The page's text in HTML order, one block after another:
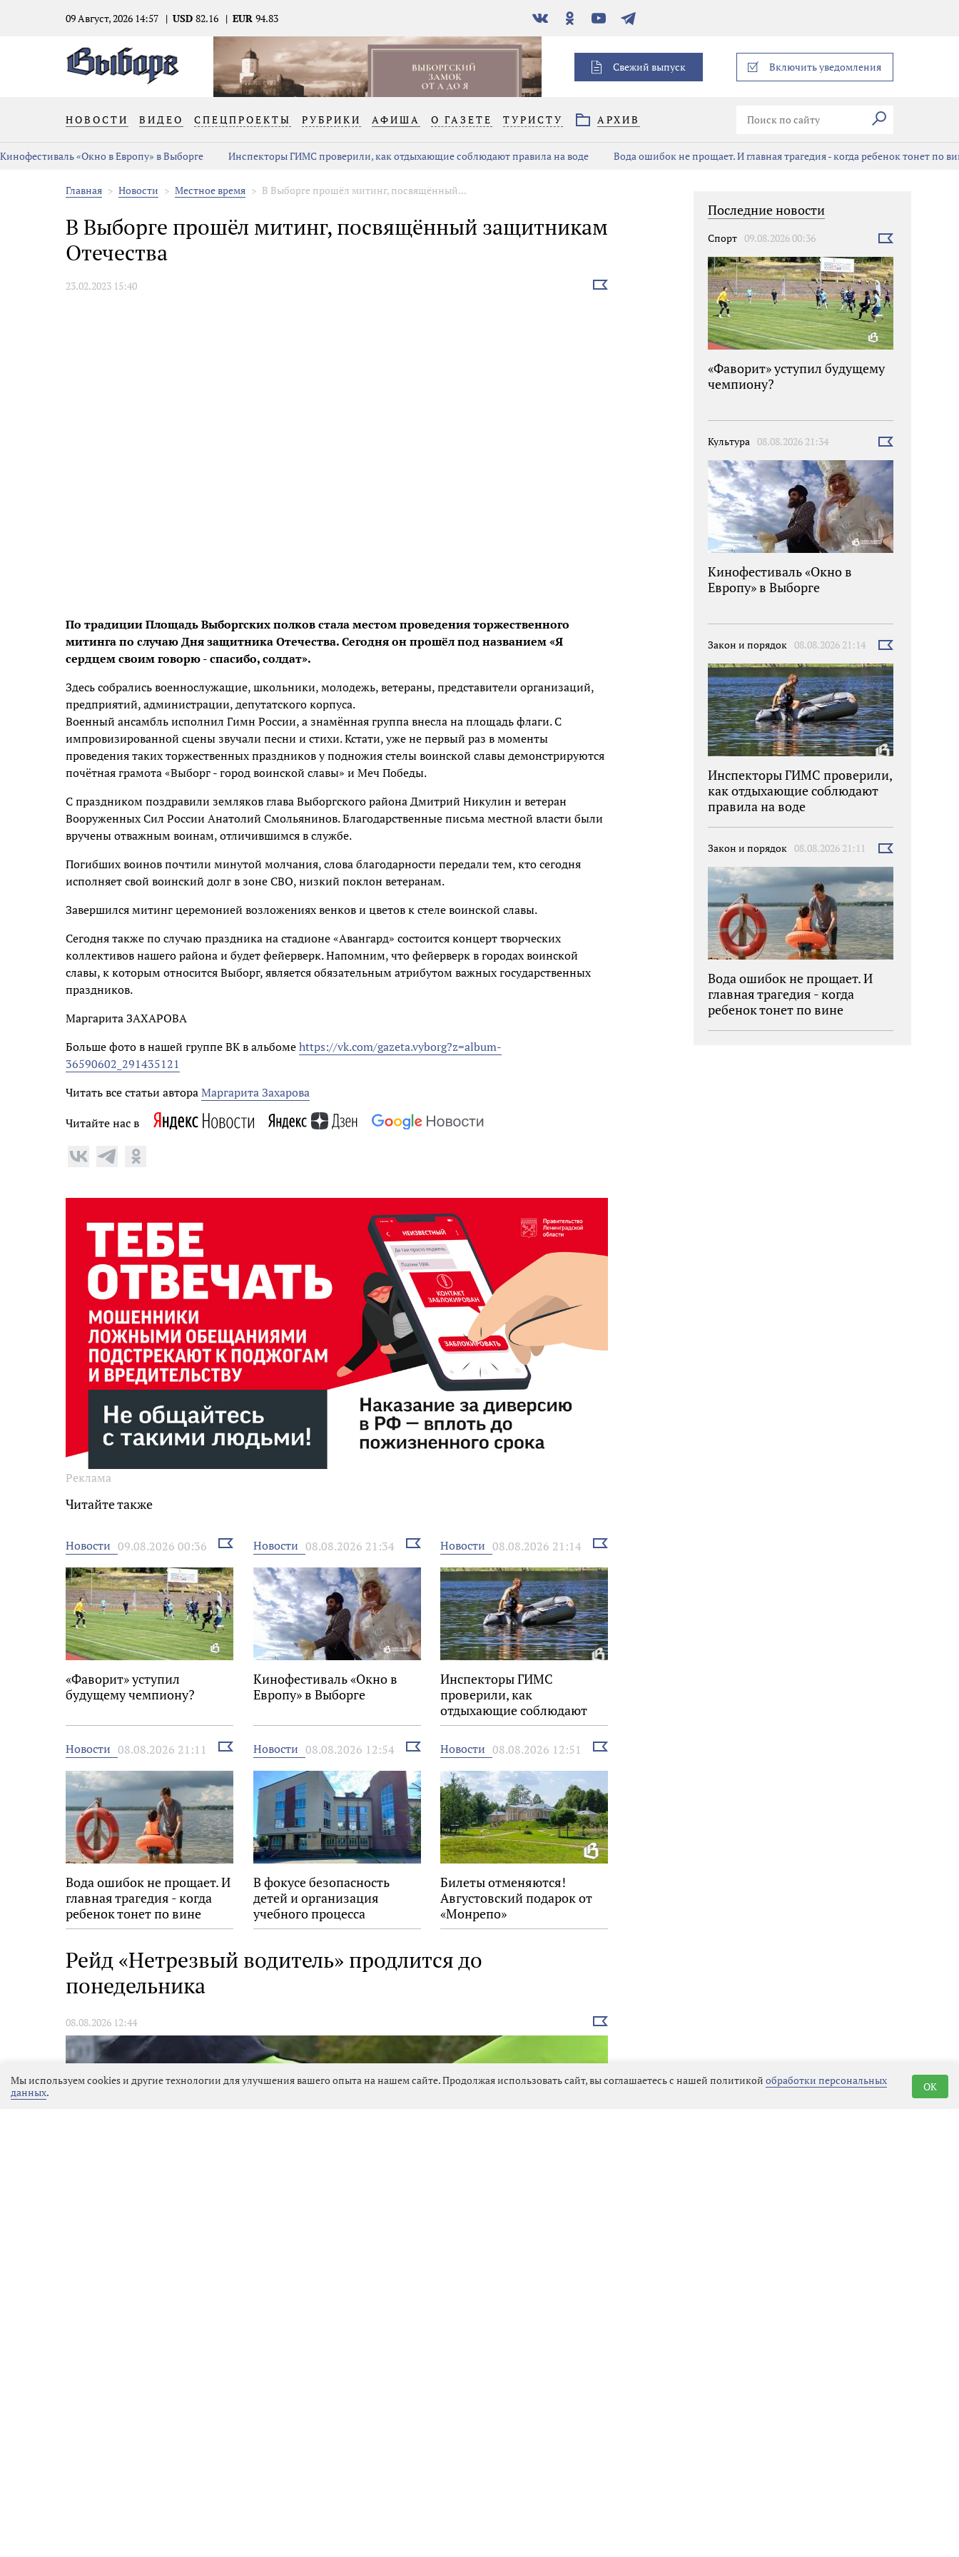
09 Август, 2026 14:57 USD 82.16 EUR 94.83
В
контакте
Одноклассники
YouTubeТелеграм
Свежий выпуск Включить уведомления
НОВОСТИ ВИДЕО СПЕЦПРОЕКТЫ РУБРИКИ АФИША О ГАЗЕТЕ ТУРИСТУ АРХИВ Искать
Кинофестиваль «Окно в Европу» в Выборге Инспекторы ГИМС проверили, как отдыхающие соблюдают правила на воде Вода ошибок не прощает. И главная трагедия - когда ребенок тонет по
Главная Новости Местное время В Выборге прошёл митинг, посвящённый...
В Выборге прошёл митинг, посвящённый защитникам
Отечества
23.02.2023 15:40
Выбрать
По традиции Площадь Выборгских полков стала местом проведения торжественного
митинга по случаю Дня защитника Отечества. Сегодня он прошёл под названием «Я
сердцем своим говорю - спасибо, солдат».
Здесь собрались военнослужащие, школьники, молодежь, ветераны, представители организаций,
предприятий, администрации, депутатского корпуса.
Военный ансамбль исполнил Гимн России, а знамённая группа внесла на площадь флаги. С
импровизированной сцены звучали песни и стихи. Кстати, уже не первый раз в моменты
проведения таких торжественных праздников у подножия стелы воинской славы демонстрируются
почётная грамота «Выборг - город воинской славы» и Меч Победы.
С праздником поздравили земляков глава Выборгского района Дмитрий Никулин и ветеран
Вооруженных Сил России Анатолий Смольянинов. Благодарственные письма местной власти были
вручены отважным воинам, отличившимся в службе.
Погибших воинов почтили минутой молчания, слова благодарности передали тем, кто сегодня
исполняет свой воинский долг в зоне СВО, низкий поклон ветеранам.
Завершился митинг церемонией возложениях венков и цветов к стеле воинской славы.
Сегодня также по случаю праздника на стадионе «Авангард» состоится концерт творческих
коллективов нашего района и будет фейерверк. Напомним, что фейерверк в городах воинской
славы, к которым относится Выборг, является обязательным атрибутом важных государственных
праздников.
Маргарита ЗАХАРОВА
Больше фото в нашей группе ВК в альбомеhttps://vk.com/gazeta.vyborg?z=album-
36590602_291435121
Читать все статьи автораМаргарита Захарова
Читайте нас в
Реклама
Читайте также
Новости 09.08.2026 00:36
Выбрать
новость
«Фаворит» уступил
будущему чемпиону?
Новости 08.08.2026 21:34
Выбрать
новость
Кинофестиваль «Окно в
Европу» в Выборге
Новости 08.08.2026 21:14
Выбрать
Инспекторы ГИМС
проверили, как
отдыхающие соблюдают
правила на воде
Новости 08.08.2026 21:11
Выбрать
новость
Вода ошибок не прощает. И
главная трагедия - когда
ребенок тонет по вине
взрослых
Новости 08.08.2026 12:54
Выбрать
новость
В фокусе безопасность
детей и организация
учебного процесса
Новости 08.08.2026 12:51
Выбрать
Билеты отменяются!
Августовский подарок от
«Монрепо»
Рейд «Нетрезвый водитель» продлится до
понедельника
08.08.2026 12:44
Выбрать
новость
Последние новости
Спорт 09.08.2026 00:36
Выбрать
«Фаворит» уступил будущему
чемпиону?
Культура 08.08.2026 21:34
Выбрать
Кинофестиваль «Окно в
Европу» в Выборге
Закон и порядок 08.08.2026 21:14
Выбрать
Инспекторы ГИМС проверили,
как отдыхающие соблюдают
правила на воде
Закон и порядок 08.08.2026 21:11
Выбрать
Вода ошибок не прощает. И
главная трагедия - когда
ребенок тонет по вине
Мы используем cookies и другие технологии для улучшения вашего опыта на нашем сайте. Продолжая использовать сайт, вы соглашаетесь с нашей политикой обработки персональных
данных. OK